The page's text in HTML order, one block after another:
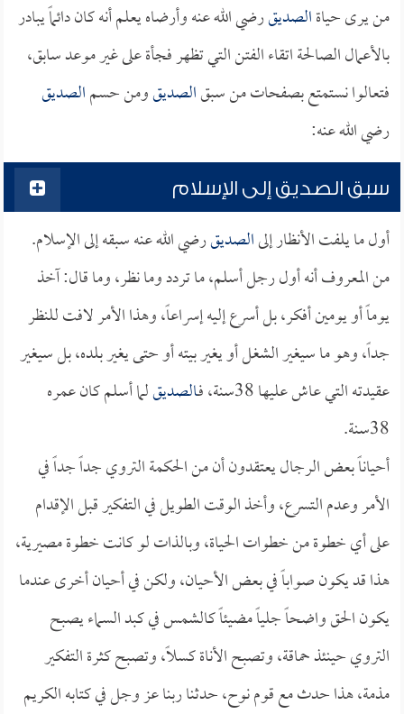
من يرى حياةالصديقرضي الله عنه وأرضاه يعلم أنه كان دائماً يبادر
بالأعمال الصالحة اتقاء الفتن التي تظهر فجأة على غير موعد سابق،
فتعالوا نستمتع بصفحات من سبقالصديقومن حسمالصديق
رضي الله عنه:
سبق الصديق إلى الإسلام
أول ما يلفت الأنظار إلىالصديقرضي الله عنه سبقه إلى الإسلام.
من المعروف أنه أول رجل أسلم، ما تردد وما نظر، وما قال: آخذ
يوماً أو يومين أفكر، بل أسرع إليه إسراعاً، وهذا الأمر لافت للنظر
جداً، وهو ما سيغير الشغل أو يغير بيته أو حتى يغير بلده، بل سيغير
عقيدته التي عاش عليها 38سنة، فـ
الصديقلما أسلم كان عمره
38سنة.
أحياناً بعض الرجال يعتقدون أن من الحكمة التروي جداً جداً في
الأمر وعدم التسرع، وأخذ الوقت الطويل في التفكير قبل الإقدام
على أي خطوة من خطوات الحياة، وبالذات لو كانت خطوة مصيرية،
هذا قد يكون صواباً في بعض الأحيان، ولكن في أحيان أخرى عندما
يكون الحق واضحاً جلياً مضيئاً كالشمس في كبد السماء يصبح
التروي حينئذ حماقة، وتصبح الأناة كسلاً، وتصبح كثرة التفكير
مذمة، هذا حدث مع قوم نوح، حدثنا ربنا عز وجل في كتابه الكريم